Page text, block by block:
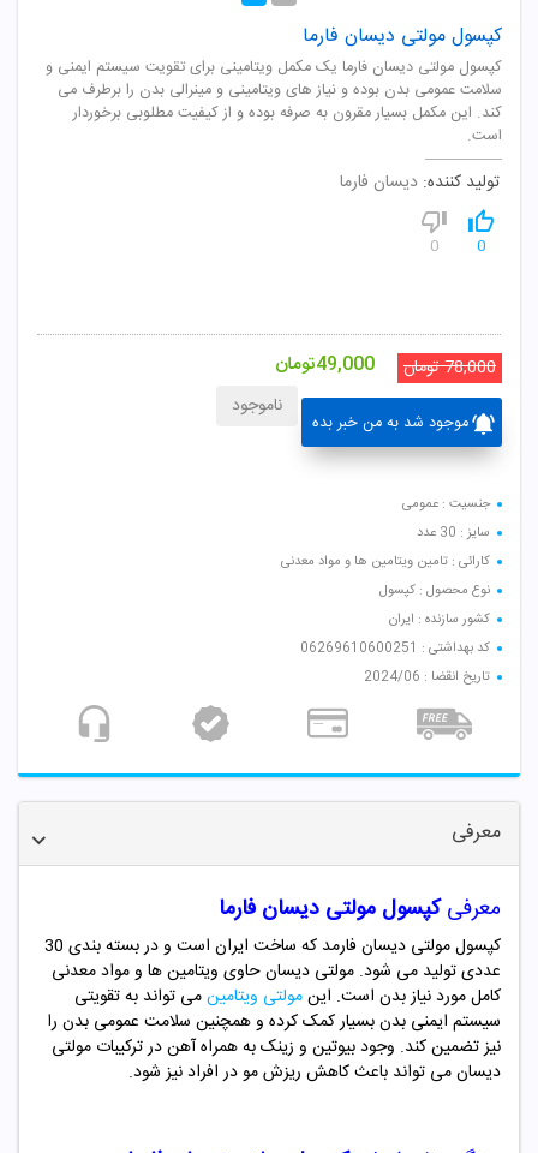
کپسول مولتی دیسان فارما
کپسول مولتی دیسان فارما یک مکمل ویتامینی برای تقویت سیستم ایمنی و
سلامت عمومی بدن بوده و نیاز های ویتامینی و مینرالی بدن را برطرف می
کند. این مکمل بسیار مقرون به صرفه بوده و از کیفیت مطلوبی برخوردار
است.
تولید کننده: دیسان فارما
0
0
78,000تومان 49,000تومان
موجود شد به من خبر بده
ناموجود
جنسیت : عمومی
سایز : 30 عدد
کارائی : تامین ویتامین ها و مواد معدنی
نوع محصول : کپسول
کشور سازنده : ایران
کد بهداشتی : 06269610600251
تاریخ انقضا : 2024/06
معرفی
معرفیکپسول مولتی دیسان فارما
کپسول مولتی دیسان فارمد که ساخت ایران است و در بسته بندی 30
عددی تولید می شود. مولتی دیسان حاوی ویتامین ها و مواد معدنی
کامل مورد نیاز بدن است. اینمولتی ویتامینمی تواند به تقویتی
سیستم ایمنی بدن بسیار کمک کرده و همچنین سلامت عمومی بدن را
نیز تضمین کند. وجود بیوتین و زینک به همراه آهن در ترکیبات مولتی
دیسان می تواند باعث کاهش ریزش مو در افراد نیز شود.